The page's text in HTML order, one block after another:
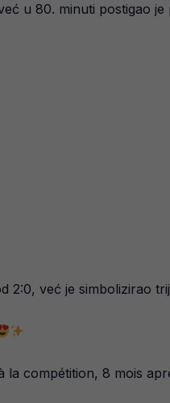
u 80. minuti postigao
2:0, već je simbolizirao
la compétition, 8 mois